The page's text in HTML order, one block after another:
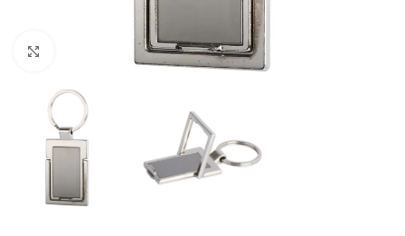
Büyütmek için tıklayın